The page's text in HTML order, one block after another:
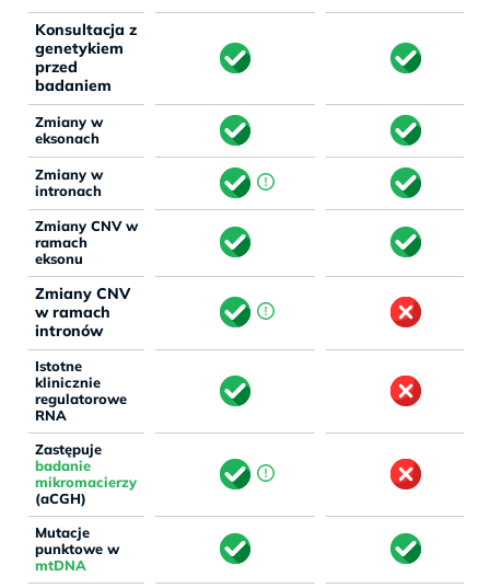
Konsultacja z
genetykiem
przed
badaniem
Zmiany w
eksonach
Zmiany w
intronach
Zmiany CNV w
ramach
eksonu
Zmiany CNV
w ramach
intronów
Istotne
klinicznie
regulatorowe
RNA
Zastępuje
badanie
mikromacierzy
(aCGH)
Mutacje
punktowe w
mtDNA